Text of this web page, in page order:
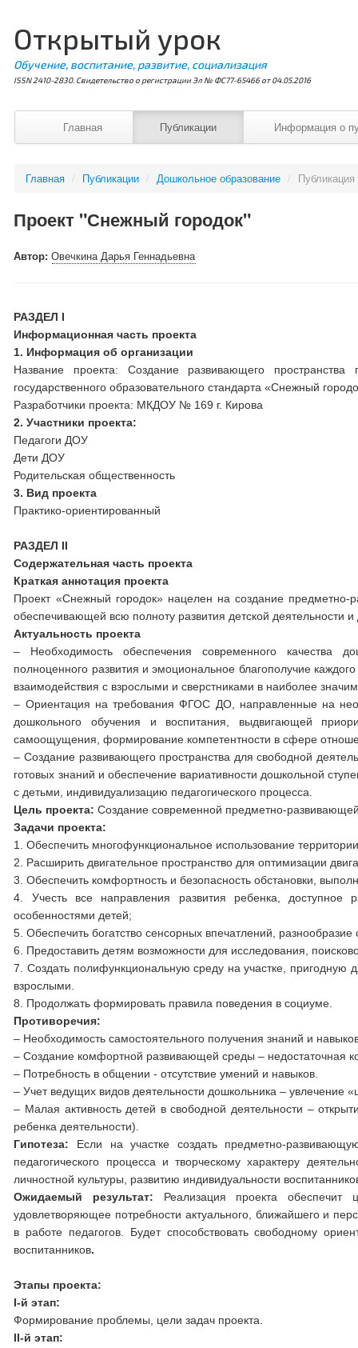
Открытый урок
Обучение, воспитание, развитие, социализация
ISSN 2410-2830. Свидетельство о регистрации Эл № ФС77-65466 от 04.05.2016
Главная Публикации Информация о
Главная / Публикации / Дошкольное образование /
Проект "Снежный городок"
Автор:Овечкина Дарья Геннадьевна
РАЗДЕЛ І
Информационная часть проекта
1. Информация об организации
Название проекта: Создание развивающего
государственного образовательного стандарта «Снежный
Разработчики проекта: МКДОУ № 169 г. Кирова
2. Участники проекта:
Педагоги ДОУ
Дети ДОУ
Родительская общественность
3. Вид проекта
Практико-ориентированный
РАЗДЕЛ II
Содержательная часть проекта
Краткая аннотация проекта
Проект «Снежный городок» нацелен на создание
обеспечивающей всю полноту развития детской деятельности
Актуальность проекта
– Необходимость обеспечения современного качества
полноценного развития и эмоциональное благополучие
взаимодействия с взрослыми и сверстниками в наиболее
– Ориентация на требования ФГОС ДО, направленные на
дошкольного обучения и воспитания, выдвигающей
самоощущения, формирование компетентности в сфере
– Создание развивающего пространства для свободной
готовых знаний и обеспечение вариативности дошкольной
с детьми, индивидуализацию педагогического процесса.
Цель проекта: Создание современной предметно-
Задачи проекта:
1. Обеспечить многофункциональное использование
2. Расширить двигательное пространство для оптимизации
3. Обеспечить комфортность и безопасность обстановки,
4. Учесть все направления развития ребенка,
особенностями детей;
5. Обеспечить богатство сенсорных впечатлений,
6. Предоставить детям возможности для исследования,
7. Создать полифункциональную среду на участке, пригодную
взрослыми.
8. Продолжать формировать правила поведения в социуме.
Противоречия:
– Необходимость самостоятельного получения знаний и
– Создание комфортной развивающей среды – недостаточная
– Потребность в общении - отсутствие умений и навыков.
– Учет ведущих видов деятельности дошкольника – увлечение
– Малая активность детей в свободной деятельности –
ребенка деятельности).
Гипотеза: Если на участке создать предметно-
педагогического процесса и творческому характеру
личностной культуры, развитию индивидуальности
Ожидаемый результат: Реализация проекта обеспечит
удовлетворяющее потребности актуального, ближайшего и
в работе педагогов. Будет способствовать свободному
воспитанников.
Этапы проекта:
I-й этап:
Формирование проблемы, цели задач проекта.
II-й этап: